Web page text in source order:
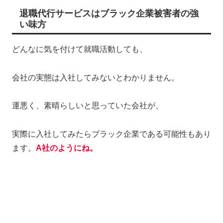
退職代行サービスはブラック企業被害者の強
い味方
どんなに気を付けて就職活動しても、
会社の実態は入社してみないとわかりません。
運悪く、素晴らしいと思っていた会社が、
実際に入社してみたらブラック企業である可能性もあり
ます。 A社のようにね。